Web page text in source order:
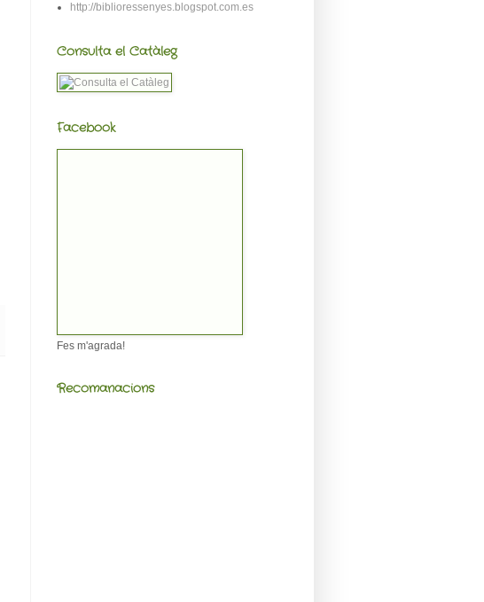
http://biblioressenyes.blogspot.com.es
Consulta el Catàleg
Facebook
Fes m'agrada!
Recomanacions